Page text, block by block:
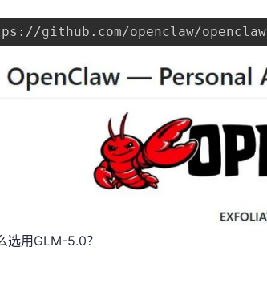
github.com/openclaw/openclaw
选用GLM-5.0？